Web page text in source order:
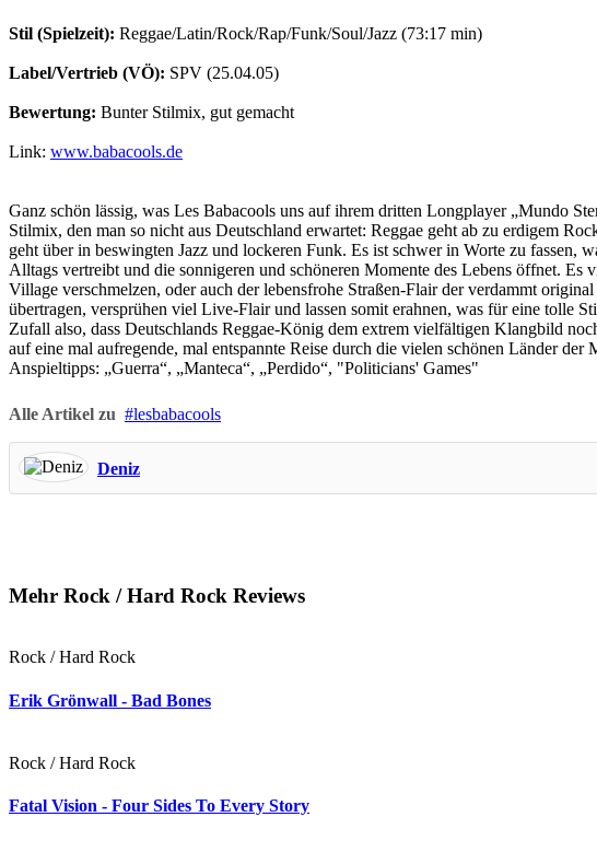
Stil (Spielzeit): Reggae/Latin/Rock/Rap/Funk/Soul/Jazz (73:17 min)
Label/Vertrieb (VÖ): SPV (25.04.05)
Bewertung: Bunter Stilmix, gut gemacht
Link: www.babacools.de
Ganz schön lässig, was Les Babacools uns auf ihrem dritten Longplayer „Mundo
Stilmix, den man so nicht aus Deutschland erwartet: Reggae geht ab zu erdigem
geht über in beswingten Jazz und lockeren Funk. Es ist schwer in Worte zu
Alltags vertreibt und die sonnigeren und schöneren Momente des Lebens öffnet.
Village verschmelzen, oder auch der lebensfrohe Straßen-Flair der verdammt
übertragen, versprühen viel Live-Flair und lassen somit erahnen, was für eine tolle
Zufall also, dass Deutschlands Reggae-König dem extrem vielfältigen Klangbild
auf eine mal aufregende, mal entspannte Reise durch die vielen schönen Länder
Anspieltipps: „Guerra“, „Manteca“, „Perdido“, "Politicians' Games"
Alle Artikel zu lesbabacools
Deniz
Mehr Rock / Hard Rock Reviews
Rock / Hard Rock
Erik Grönwall - Bad Bones
Rock / Hard Rock
Fatal Vision - Four Sides To Every Story